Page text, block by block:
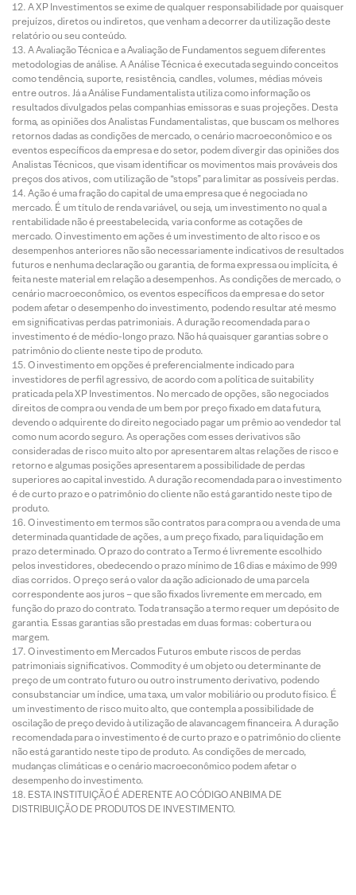
A XP Investimentos se exime de qualquer responsabilidade por quaisquer
prejuízos, diretos ou indiretos, que venham a decorrer da utilização deste
relatório ou seu conteúdo.
A Avaliação Técnica e a Avaliação de Fundamentos seguem diferentes
metodologias de análise. A Análise Técnica é executada seguindo conceitos
como tendência, suporte, resistência, candles, volumes, médias móveis
entre outros. Já a Análise Fundamentalista utiliza como informação os
resultados divulgados pelas companhias emissoras e suas projeções. Desta
forma, as opiniões dos Analistas Fundamentalistas, que buscam os melhores
retornos dadas as condições de mercado, o cenário macroeconômico e os
eventos específicos da empresa e do setor, podem divergir das opiniões dos
Analistas Técnicos, que visam identificar os movimentos mais prováveis dos
preços dos ativos, com utilização de “stops” para limitar as possíveis perdas.
Ação é uma fração do capital de uma empresa que é negociada no
mercado. É um título de renda variável, ou seja, um investimento no qual a
rentabilidade não é preestabelecida, varia conforme as cotações de
mercado. O investimento em ações é um investimento de alto risco e os
desempenhos anteriores não são necessariamente indicativos de resultados
futuros e nenhuma declaração ou garantia, de forma expressa ou implícita, é
feita neste material em relação a desempenhos. As condições de mercado, o
cenário macroeconômico, os eventos específicos da empresa e do setor
podem afetar o desempenho do investimento, podendo resultar até mesmo
em significativas perdas patrimoniais. A duração recomendada para o
investimento é de médio-longo prazo. Não há quaisquer garantias sobre o
patrimônio do cliente neste tipo de produto.
O investimento em opções é preferencialmente indicado para
investidores de perfil agressivo, de acordo com a política de suitability
praticada pela XP Investimentos. No mercado de opções, são negociados
direitos de compra ou venda de um bem por preço fixado em data futura,
devendo o adquirente do direito negociado pagar um prêmio ao vendedor tal
como num acordo seguro. As operações com esses derivativos são
consideradas de risco muito alto por apresentarem altas relações de risco e
retorno e algumas posições apresentarem a possibilidade de perdas
superiores ao capital investido. A duração recomendada para o investimento
é de curto prazo e o patrimônio do cliente não está garantido neste tipo de
produto.
O investimento em termos são contratos para compra ou a venda de uma
determinada quantidade de ações, a um preço fixado, para liquidação em
prazo determinado. O prazo do contrato a Termo é livremente escolhido
pelos investidores, obedecendo o prazo mínimo de 16 dias e máximo de 999
dias corridos. O preço será o valor da ação adicionado de uma parcela
correspondente aos juros – que são fixados livremente em mercado, em
função do prazo do contrato. Toda transação a termo requer um depósito de
garantia. Essas garantias são prestadas em duas formas: cobertura ou
margem.
O investimento em Mercados Futuros embute riscos de perdas
patrimoniais significativos. Commodity é um objeto ou determinante de
preço de um contrato futuro ou outro instrumento derivativo, podendo
consubstanciar um índice, uma taxa, um valor mobiliário ou produto físico. É
um investimento de risco muito alto, que contempla a possibilidade de
oscilação de preço devido à utilização de alavancagem financeira. A duração
recomendada para o investimento é de curto prazo e o patrimônio do cliente
não está garantido neste tipo de produto. As condições de mercado,
mudanças climáticas e o cenário macroeconômico podem afetar o
desempenho do investimento.
ESTA INSTITUIÇÃO É ADERENTE AO CÓDIGO ANBIMA DE
DISTRIBUIÇÃO DE PRODUTOS DE INVESTIMENTO.